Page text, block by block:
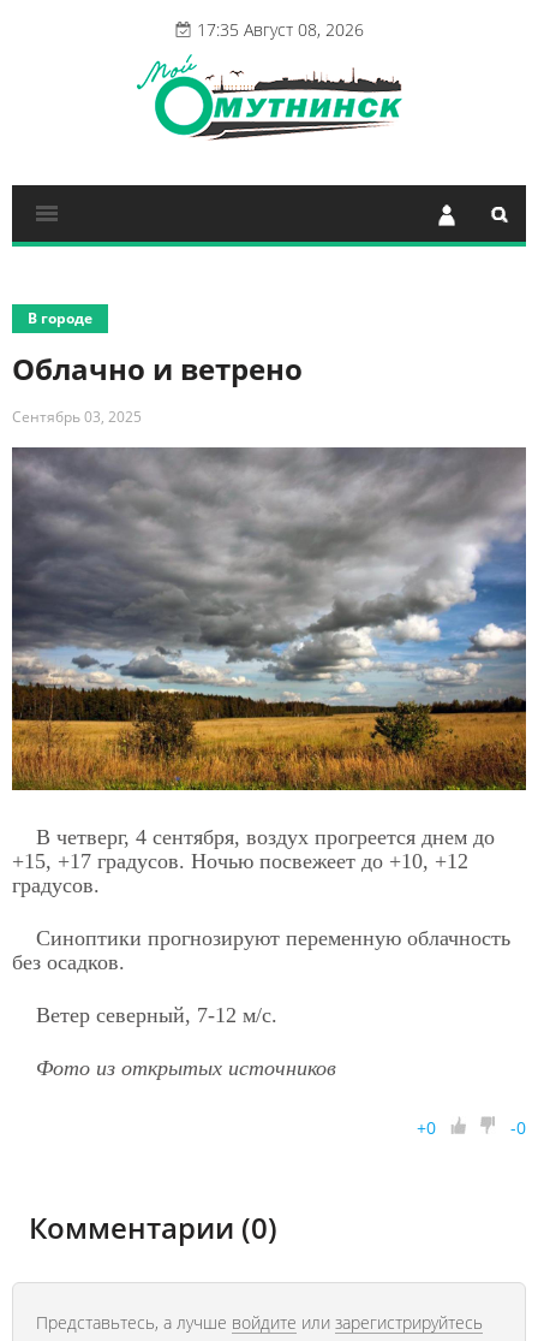
17:35 Август 08, 2026
В городе
Облачно и ветрено
Сентябрь 03, 2025
В четверг, 4 сентября, воздух прогреется днем до
+15, +17 градусов. Ночью посвежеет до +10, +12
градусов.
Синоптики прогнозируют переменную облачность
без осадков.
Ветер северный, 7-12 м/с.
Фото из открытых источников
+0 -0
Комментарии (0)
Представьтесь, а лучше войдите или зарегистрируйтесь